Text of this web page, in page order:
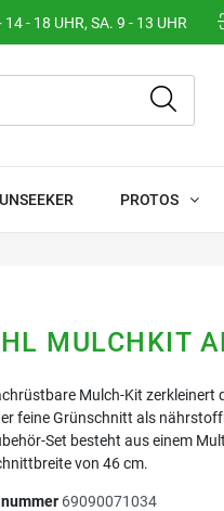
14 - 18 UHR, SA. 9 - 13 UHR
PROTOS
MULCHKIT
Mulch-Kit zerkleinert
feine Grünschnitt als
Set besteht aus einem
von 46 cm.
69090071034